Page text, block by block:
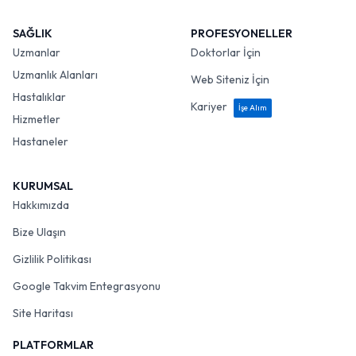
SAĞLIK
Uzmanlar
Uzmanlık Alanları
Hastalıklar
Hizmetler
Hastaneler
PROFESYONELLER
Doktorlar İçin
Web Siteniz İçin
Kariyer
İşe Alım
KURUMSAL
Hakkımızda
Bize Ulaşın
Gizlilik Politikası
Google Takvim Entegrasyonu
Site Haritası
PLATFORMLAR